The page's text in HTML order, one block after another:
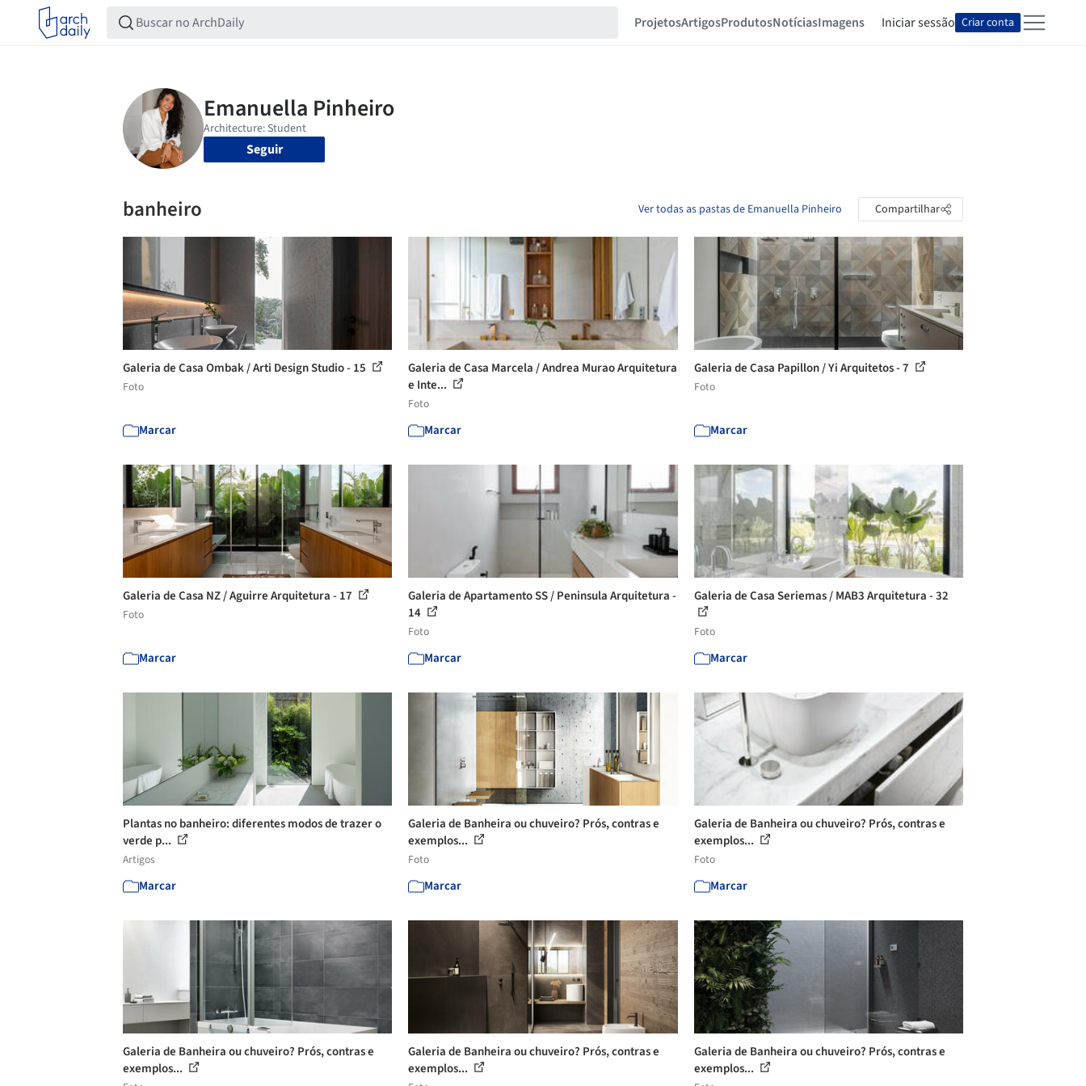
ProjetosArtigosProdutosNotíciasImagens Iniciar sessão Criar conta
Seguir
banheiro Ver todas as pastas de Emanuella Pinheiro Compartilhar
Galeria de Casa Ombak / Arti Design Studio - 15
Foto
Marcar
Galeria de Casa Marcela / Andrea Murao Arquitetura
e Inte...
Foto
Marcar
Galeria de Casa Papillon / Yi Arquitetos - 7
Foto
Marcar
Galeria de Casa NZ / Aguirre Arquitetura - 17
Foto
Marcar
Galeria de Apartamento SS / Peninsula Arquitetura -
14
Foto
Marcar
Galeria de Casa Seriemas / MAB3 Arquitetura - 32
Foto
Marcar
Plantas no banheiro: diferentes modos de trazer o
verde p...
Artigos
Marcar
Galeria de Banheira ou chuveiro? Prós, contras e
exemplos...
Foto
Marcar
Galeria de Banheira ou chuveiro? Prós, contras e
exemplos...
Foto
Marcar
Galeria de Banheira ou chuveiro? Prós, contras e
exemplos...
Galeria de Banheira ou chuveiro? Prós, contras e
exemplos...
Galeria de Banheira ou chuveiro? Prós, contras e
exemplos...